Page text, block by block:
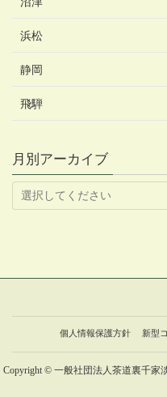
浜松
静岡
飛騨
月別アーカイブ
個人情報保護方針 新型
Copyright © 一般社団法人茶道裏千家